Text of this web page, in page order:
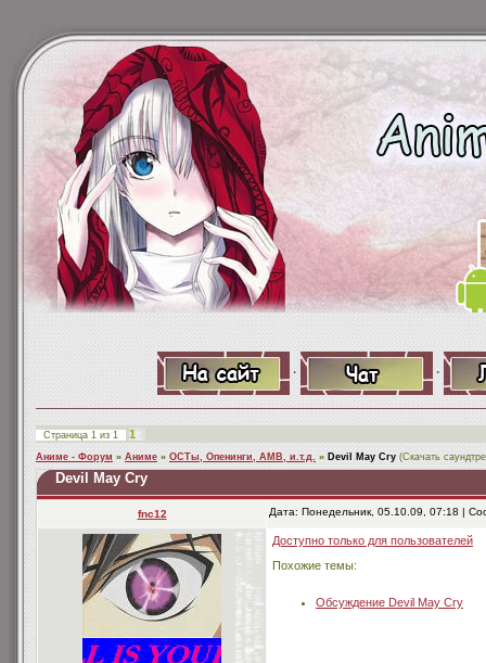
· ·
Страница 1 из 1 1
Аниме - Форум » Аниме » ОСТы, Опенинги, АМВ, и.т.д. » Devil May Cry (Скачать
Devil May Cry
fnc12 Дата: Понедельник, 05.10.09, 07:18 |
Доступно только для пользователей
Похожие темы:
Обсуждение Devil May Cry